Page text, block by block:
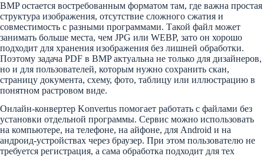
BMP остается востребованным форматом там, где важна простая
структура изображения, отсутствие сложного сжатия и
совместимость с разными программами. Такой файл может
занимать больше места, чем JPG или WEBP, зато он хорошо
подходит для хранения изображения без лишней обработки.
Поэтому задача PDF в BMP актуальна не только для дизайнеров,
но и для пользователей, которым нужно сохранить скан,
страницу документа, схему, фото, таблицу или иллюстрацию в
понятном растровом виде.
Онлайн-конвертер Konvertus помогает работать с файлами без
установки отдельной программы. Сервис можно использовать
на компьютере, на телефоне, на айфоне, для Android и на
андроид-устройствах через браузер. При этом пользователю не
требуется регистрация, а сама обработка подходит для тех